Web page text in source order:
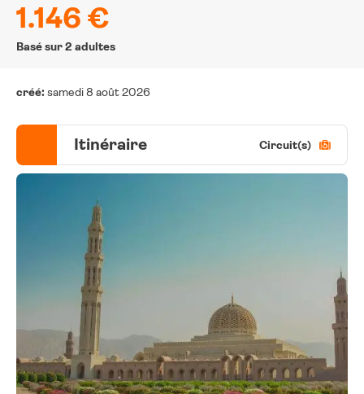
1.146 €
Basé sur 2 adultes
créé:samedi 8 août 2026
Itinéraire Circuit(s)